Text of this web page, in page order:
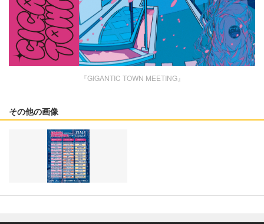
『GIGANTIC TOWN MEETING』
その他の画像